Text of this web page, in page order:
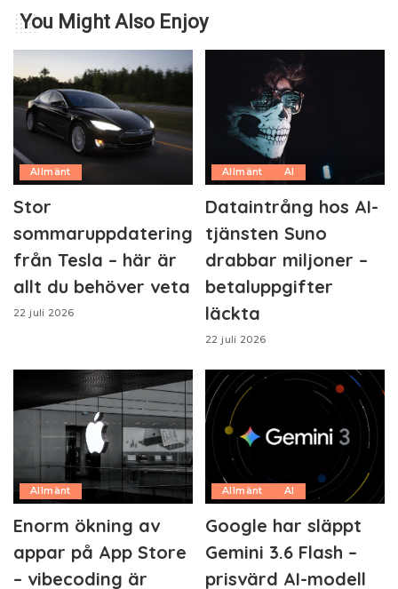
You Might Also Enjoy
Allmänt
Stor
sommaruppdatering
från Tesla – här är
allt du behöver veta
22 juli 2026
Allmänt AI
Dataintrång hos AI-
tjänsten Suno
drabbar miljoner –
betaluppgifter
läckta
22 juli 2026
Allmänt
Enorm ökning av
appar på App Store
– vibecoding är
Allmänt AI
Google har släppt
Gemini 3.6 Flash –
prisvärd AI-modell